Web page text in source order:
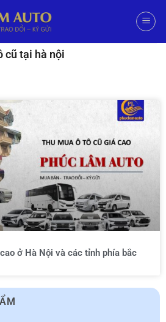
cũ tại hà nội
ở Hà Nội và các tỉnh phía bắc